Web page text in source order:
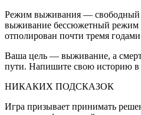
Режим выживания — свободный
выживание бессюжетный режим
отполирован почти тремя
Ваша цель — выживание, а
пути. Напишите свою историю в
НИКАКИХ ПОДСКАЗОК
Игра призывает принимать